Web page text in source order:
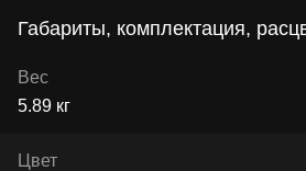
Габариты, комплектация,
Вес
5.89 кг
Цвет